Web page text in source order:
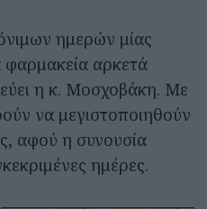
ημερών μίας
φαρμακεία αρκετά
η κ. Μοσχοβάκη. Με
να μεγιστοποιηθούν
αφού η συνουσία
ημέρες.